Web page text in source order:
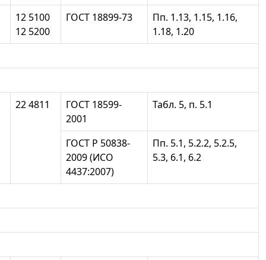
12 5100
12 5200
ГОСТ 18899-73
Пп. 1.13, 1.15, 1.16,
1.18, 1.20
22 4811
ГОСТ 18599-
2001
Табл. 5, п. 5.1
ГОСТ Р 50838-
2009 (ИСО
4437:2007)
Пп. 5.1, 5.2.2, 5.2.5,
5.3, 6.1, 6.2